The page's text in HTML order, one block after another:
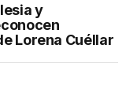
y
Lorena Cuéllar